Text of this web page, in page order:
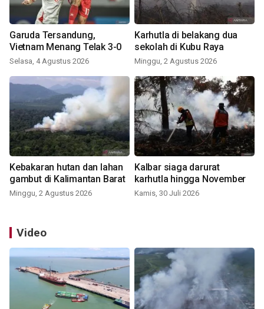
Garuda Tersandung,
Vietnam Menang Telak 3-0
Selasa, 4 Agustus 2026
Karhutla di belakang dua
sekolah di Kubu Raya
Minggu, 2 Agustus 2026
Kebakaran hutan dan lahan
gambut di Kalimantan Barat
Minggu, 2 Agustus 2026
Kalbar siaga darurat
karhutla hingga November
Kamis, 30 Juli 2026
Video